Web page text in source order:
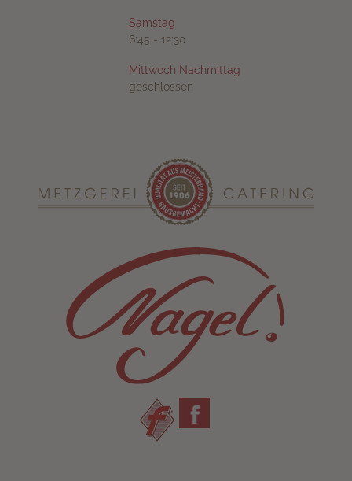
Samstag
6:45 - 12:30
Mittwoch Nachmittag
geschlossen